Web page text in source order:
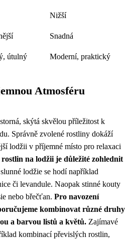
Nižší
Snadná
útulný Moderní, praktický
Atmosféru
skýtá skvělou příležitost k
Správně zvolené rostliny dokáží
lodžii v příjemné místo pro relaxaci
na lodžii je důležité zohlednit
lodžie se hodí například
či levandule. Naopak stinné kouty
nebo břečťan. Pro navození
kombinovat různé druhy
a barvou listů a květů. Zajímavé
kombinací převislých rostlin,